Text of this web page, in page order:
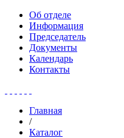
Об отделе
Информация
Председатель
Документы
Календарь
Контакты
Главная
/
Каталог